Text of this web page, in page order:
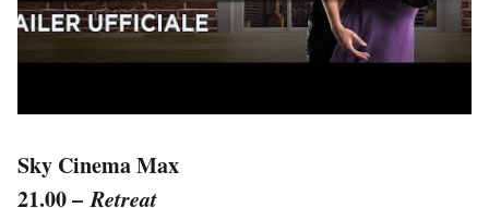
Sky Cinema Max
21.00 –Retreat